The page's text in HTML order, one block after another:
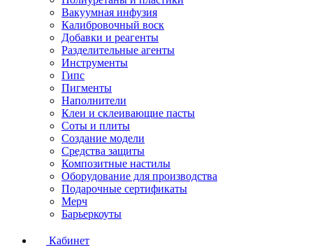
Вакуумная инфузия
Калибровочный воск
Добавки и реагенты
Разделительные агенты
Инструменты
Гипс
Пигменты
Наполнители
Клеи и склеивающие пасты
Соты и плиты
Создание модели
Средства защиты
Композитные настилы
Оборудование для производства
Подарочные сертификаты
Мерч
Барьеркоуты
Кабинет